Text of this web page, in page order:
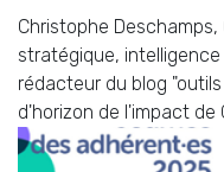
Christophe
stratégique,
rédacteur du blog
d'horizon de l'impact de